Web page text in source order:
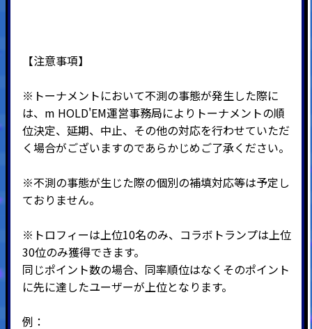
【注意事項】
※トーナメントにおいて不測の事態が発生した際に
は、m HOLD'EM運営事務局によりトーナメントの順
位決定、延期、中止、その他の対応を行わせていただ
く場合がございますのであらかじめご了承ください。
※不測の事態が生じた際の個別の補填対応等は予定し
ておりません。
※トロフィーは上位10名のみ、コラボトランプは上位
30位のみ獲得できます。
同じポイント数の場合、同率順位はなくそのポイント
に先に達したユーザーが上位となります。
例：